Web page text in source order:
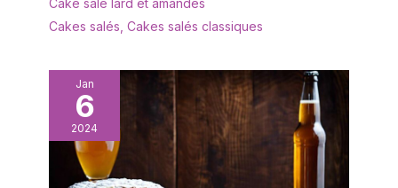
Cake salé lard et amandes
Cakes salés Cakes salés classiques
Jan
6
2024